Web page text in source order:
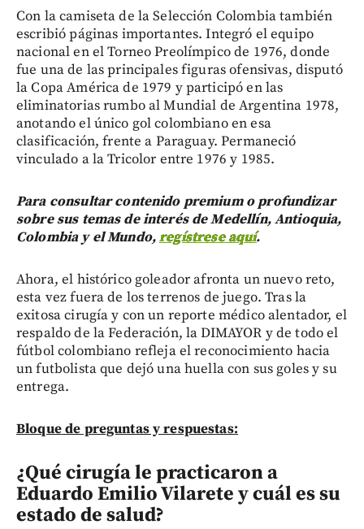
Con la camiseta de la Selección Colombia también
escribió páginas importantes. Integró el equipo
nacional en el Torneo Preolímpico de 1976, donde
fue una de las principales figuras ofensivas, disputó
la Copa América de 1979 y participó en las
eliminatorias rumbo al Mundial de Argentina 1978,
anotando el único gol colombiano en esa
clasificación, frente a Paraguay. Permaneció
vinculado a la Tricolor entre 1976 y 1985.
Para consultar contenido premium o profundizar
sobre sus temas de interés de Medellín, Antioquia,
Colombia y el Mundo,regístrese aquí.
Ahora, el histórico goleador afronta un nuevo reto,
esta vez fuera de los terrenos de juego. Tras la
exitosa cirugía y con un reporte médico alentador, el
respaldo de la Federación, la DIMAYOR y de todo el
fútbol colombiano refleja el reconocimiento hacia
un futbolista que dejó una huella con sus goles y su
entrega.
Bloque de preguntas y respuestas:
¿Qué cirugía le practicaron a
Eduardo Emilio Vilarete y cuál es su
estado de salud?